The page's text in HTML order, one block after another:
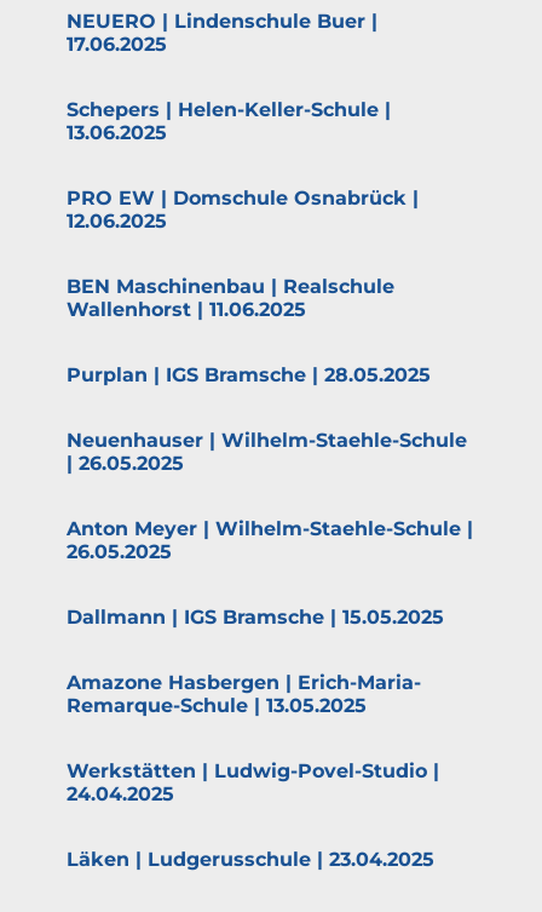
NEUERO | Linden­schule Buer |
17.06.2025
Schepers | Helen-Keller-Schule |
13.06.2025
PRO EW | Domschule Osnabrück |
12.06.2025
BEN Maschi­nenbau | Realschule
Wallen­horst | 11.06.2025
Purplan | IGS Bramsche | 28.05.2025
Neuen­hauser | Wilhelm-Staehle-Schule
| 26.05.2025
Anton Meyer | Wilhelm-Staehle-Schule |
26.05.2025
Dallmann | IGS Bramsche | 15.05.2025
Amazone Hasbergen | Erich-Maria-
Remarque-Schule | 13.05.2025
Werkstätten | Ludwig-Povel-Studio |
24.04.2025
Läken | Ludge­rus­schule | 23.04.2025